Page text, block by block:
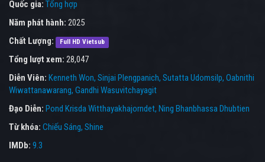
Quốc gia: Tổng hợp
Năm phát hành: 2025
Chất Lượng:
Full HD Vietsub
Tổng lượt xem: 28,047
Diễn Viên: Kenneth Won Sinjai Plengpanich Sutatta Udomsilp Oabnithi
Wiwattanawarang Gandhi Wasuvitchayagit
Đạo Diễn: Pond Krisda Witthayakhajorndet Ning Bhanbhassa Dhubtien
Từ khóa: Chiếu Sáng, Shine
IMDb: 9.3